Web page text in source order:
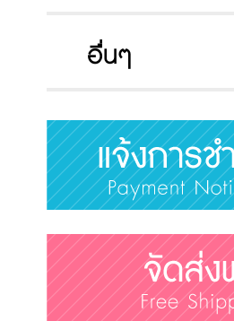
อื่นๆ